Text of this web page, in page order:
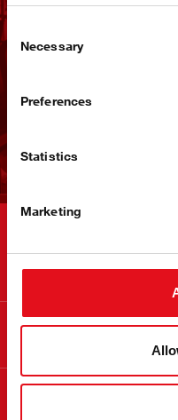
Selection
Necessary
Preferences
Statistics
Marketing